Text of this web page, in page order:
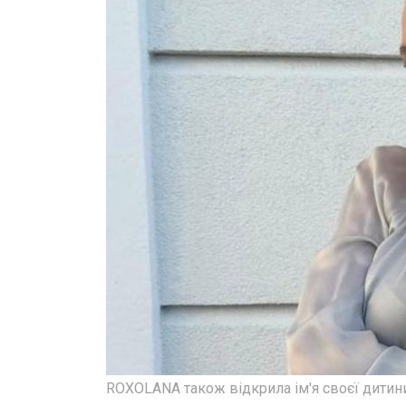
ROXOLANA також відкрила ім'я своєї